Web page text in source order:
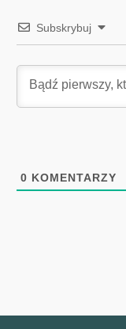
Subskrybuj
0 KOMENTARZY